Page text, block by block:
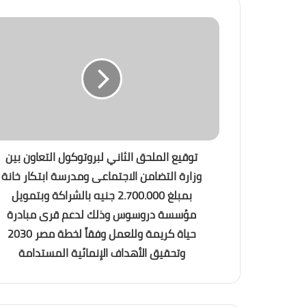
توقيع الملحق الثاني لبروتوكول التعاون بين
وزارة التضامن الاجتماعى ومدرسة ابتكار خانة
بمبلغ 2.700.000 جنيه بالشراكة وبتمويل
مؤسسة دروسوس وذلك لدعم قرى مبادرة
حياة كريمة وللعمل وفقاً لخطة مصر 2030
وتحقيق الأهداف الإنمائية المستدامة